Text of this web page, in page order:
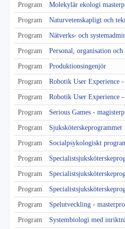
Program Molekylär ekologi
Program Naturvetenskapligt och
Program Nätverks- och
Program Personal, organisation och
Program Produktionsingenjör
Program Robotik User Experience
Program Robotik User Experience
Program Serious Games -
Program Sjuksköterskeprogrammet
Program Socialpsykologiskt
Program
Program
Program
Program Spelutveckling -
Program Systembiologi med